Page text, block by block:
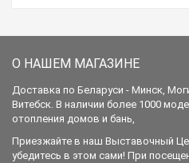
О НАШЕМ МАГАЗИНЕ
Доставка по Беларуси - Минск,
Витебск. В наличии более 1000
отопления домов и бань,
Приезжайте в наш Выставочный
убедитесь в этом сами! При